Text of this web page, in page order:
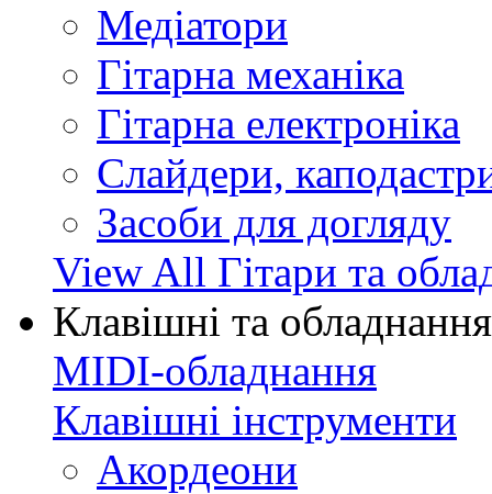
Медіатори
Гітарна механіка
Гітарна електроніка
Слайдери,
Засоби для догляду
View All Гітари та
Клавішні та обладнання
MIDI-обладнання
Клавішні інструменти
Акордеони